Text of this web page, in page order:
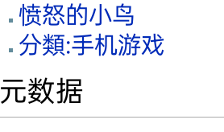
愤怒的小鸟
分類:手机游戏
元数据